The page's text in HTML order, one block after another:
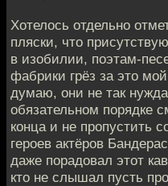
Хотелось отдельно
пляски, что
в изобилии, поэтам-
фабрики грёз за это
думаю, они не так
обязательном порядке
конца и не пропустить
героев актёров
даже порадовал этот
кто не слышал пусть